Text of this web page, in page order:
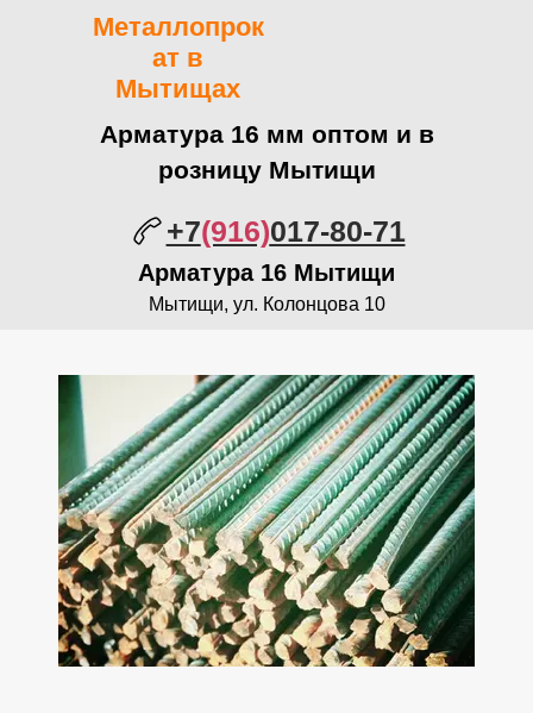
Металлопрок
ат в
Мытищах
Арматура 16 мм оптом и в
розницу Мытищи
+7(916)017-80-71
Арматура 16 Мытищи
Мытищи, ул. Колонцова 10